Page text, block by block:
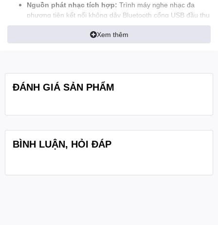
Nguồn phát nhạc tích hợp: Trình máy nghe nhạc đa
phương tiện kết nối không dây Bluetooth cổng USB đầu thu
đài FM
Chức năng ghi dữ liệu:Tích hợp tính năng ghi âm âm
thanh đầu vào trực tiếp
nguồn từ đầu phát
Cơ chế ưu tiên thông minh:
Cổng xuất tần số thấp:Trang bị ngõ đầu ra chuyên dụng
Hệ thống phím bấm điều khiển:
âm trầm âm trung âm bổng và mạch cân bằng balance trái
Xem thêm
ĐÁNH GIÁ SẢN PHẨM
BÌNH LUẬN, HỎI ĐÁP